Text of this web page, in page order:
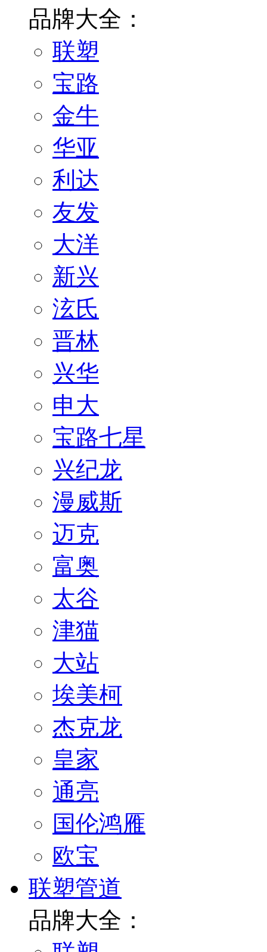
品牌大全：
联塑
宝路
金牛
华亚
利达
友发
大洋
新兴
泫氏
晋林
兴华
申大
宝路七星
兴纪龙
漫威斯
迈克
富奥
太谷
津猫
大站
埃美柯
杰克龙
皇家
通亮
国伦鸿雁
欧宝
联塑管道
品牌大全：